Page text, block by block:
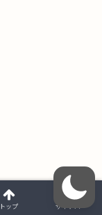
トップ サイドバー